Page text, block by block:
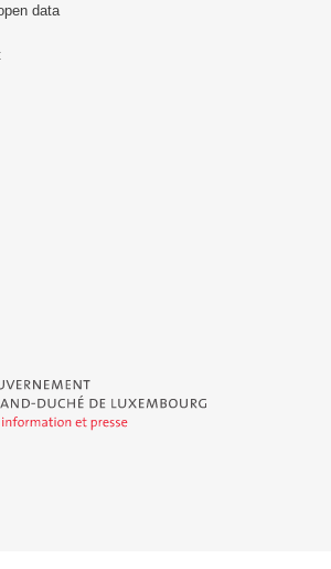
data
Grand-Duché de Luxembourg - Service